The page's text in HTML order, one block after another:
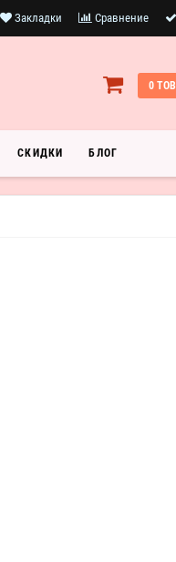
Закладки Сравнение
0
СКИДКИ БЛОГ